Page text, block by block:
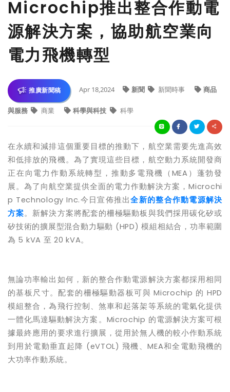
Microchip推出整合作動電
源解決方案，協助航空業向
電力飛機轉型
推廣新聞稿 Apr 18,2024 新聞 新聞時事 商品
與服務 商業 科學與科技 科學
在永續和減排這個重要目標的推動下，航空業需要先進高效
和低排放的飛機。為了實現這些目標，航空動力系統開發商
正在向電力作動系統轉型，推動多電飛機（ MEA ）蓬勃發
展。為了向航空業提供全面的電力作動解決方案，Microchi
p Technology Inc.今日宣佈推出全新的整合作動電源解決
方案。新解決方案將配套的柵極驅動板與我們採用碳化矽或
矽技術的擴展型混合動力驅動 (HPD)模組相結合，功率範圍
為 5 kVA 至 20 kVA。
無論功率輸出如何，新的整合作動電源解決方案都採用相同
的基板尺寸。配套的柵極驅動器板可與 Microchip 的 HPD
模組整合，為飛行控制、煞車和起落架等系統的電氣化提供
一體化馬達驅動解決方案。 Microchip 的電源解決方案可根
據最終應用的要求進行擴展，從用於無人機的較小作動系統
到用於電動垂直起降 (eVTOL)飛機、MEA和全電動飛機的
大功率作動系統。